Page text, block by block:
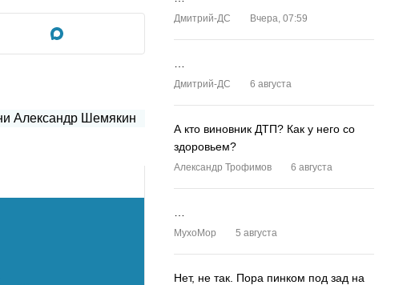
Дмитрий-ДС Вчера, 07:59
Дмитрий-ДС 6 августа
А кто виновник ДТП? Как у него со
здоровьем?
Александр Трофимов 6 августа
MyxoMop 5 августа
Нет, не так. Пора пинком под зад на